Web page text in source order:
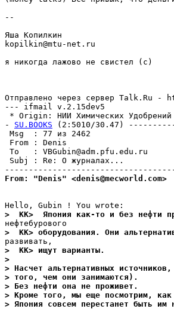
--
Яша Копилкин
kopilkin@mtu-net.ru
я никогда лажово не свистел (с)
Отправлено через сервер Talk.Ru
--- ifmail v.2.15dev5
* Origin: НИИ Химических
- SU.BOOKS (2:5010/30.47)
Msg  : 77 из
From : Denis
To   :
Subj : Re:
From: "Denis" <denis@mecworld.com>
>  KK>  Япония как-то и без нефти
>  KK> оборудования. Они
>  KK> ищут варианты.
>
> Насчет альтернативных
> того, чем они занимаются).
> Без нефти она не проживет.
> Кроме того, мы еще посмотрим,
> Япония совсем перестанет быть им